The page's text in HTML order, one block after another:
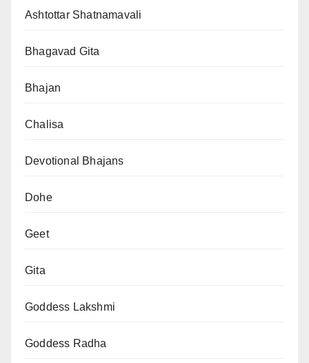
Ashtottar Shatnamavali
Bhagavad Gita
Bhajan
Chalisa
Devotional Bhajans
Dohe
Geet
Gita
Goddess Lakshmi
Goddess Radha